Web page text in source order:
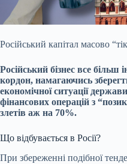
Російський капітал масово
Російський бізнес все більш
кордон, намагаючись
економічної ситуації
фінансових операцій з
злетів аж на 70%.
Що відбувається в Росії?
При збереженні подібної